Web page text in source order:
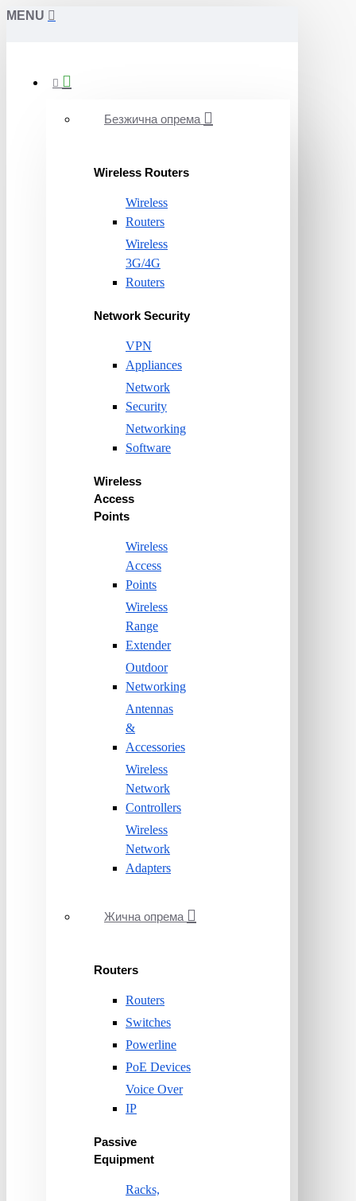
MENU
Безжична опрема
Wireless Routers
Wireless
Routers
Wireless
3G/4G
Routers
Network Security
VPN
Appliances
Network
Security
Networking
Software
Wireless
Access
Points
Wireless
Access
Points
Wireless
Range
Extender
Outdoor
Networking
Antennas
&
Accessories
Wireless
Network
Controllers
Wireless
Network
Adapters
Жична опрема
Routers
Routers
Switches
Powerline
PoE Devices
Voice Over
IP
Passive
Equipment
Racks,